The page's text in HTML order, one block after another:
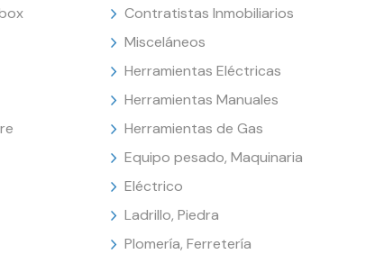
Contratistas Inmobiliarios
Misceláneos
Herramientas Eléctricas
Herramientas Manuales
Herramientas de Gas
Equipo pesado, Maquinaria
Eléctrico
Ladrillo, Piedra
Plomería, Ferretería